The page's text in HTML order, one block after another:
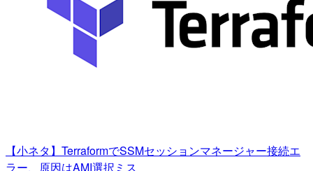
【小ネタ】TerraformでSSMセッションマネージャー接続エ
ラー、原因はAMI選択ミス